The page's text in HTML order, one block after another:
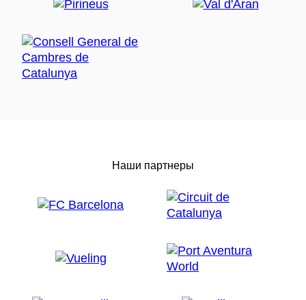
Наши партнеры